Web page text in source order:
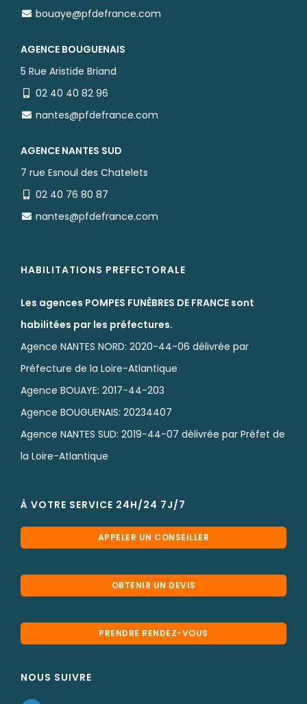
bouaye@pfdefrance.com
AGENCE BOUGUENAIS
5 Rue Aristide Briand
02 40 40 82 96
nantes@pfdefrance.com
AGENCE NANTES SUD
7 rue Esnoul des Chatelets
02 40 76 80 87
nantes@pfdefrance.com
HABILITATIONS PREFECTORALE
Les agences POMPES FUNÈBRES DE FRANCE sont
habilitées par les préfectures.
Agence NANTES NORD: 2020-44-06 délivrée par
Préfecture de la Loire-Atlantique
Agence BOUAYE: 2017-44-203
Agence BOUGUENAIS: 20234407
Agence NANTES SUD: 2019-44-07 délivrée par Préfet de
la Loire-Atlantique
À VOTRE SERVICE 24H/24 7J/7
APPELER UN CONSEILLER
OBTENIR UN DEVIS
PRENDRE RENDEZ-VOUS
NOUS SUIVRE